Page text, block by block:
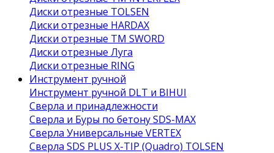
Диски отрезные TOLSEN
Диски отрезные HARDAX
Диски отрезные ТМ SWORD
Диски отрезные Луга
Диски отрезные RING
Инструмент ручной
Инструмент ручной DLT и BIHUI
Сверла и принадлежности
Сверла и Буры по бетону SDS-MAX
Сверла Универсальные VERTEX
Сверла SDS PLUS X-TIP (Quadro) TOLSEN